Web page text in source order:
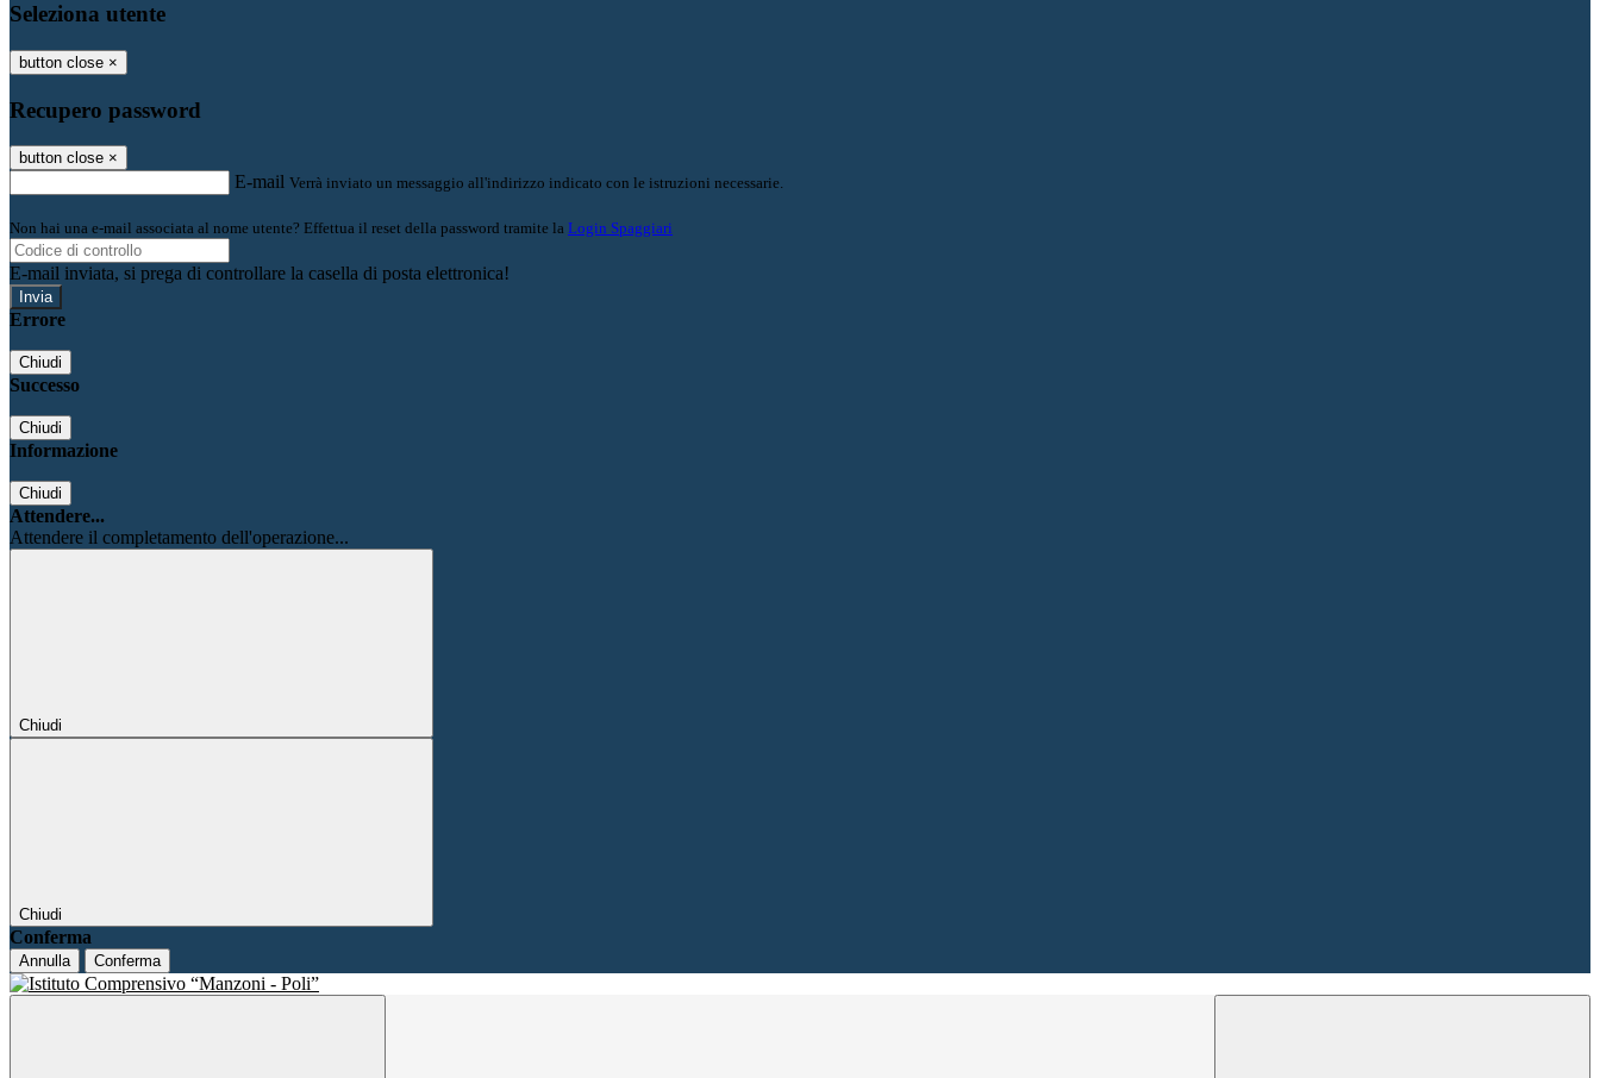
Seleziona utente
button close ×
Recupero password
button close ×
E-mail Verrà inviato un messaggio all'indirizzo indicato con le istruzioni necessarie.
Non hai una e-mail associata al nome utente? Effettua il reset della password tramite la Login Spaggiari
E-mail inviata, si prega di controllare la casella di posta elettronica!
Errore
Chiudi
Successo
Chiudi
Informazione
Chiudi
Attendere...
Attendere il completamento dell'operazione...
Chiudi
Chiudi
Conferma
Annulla Conferma